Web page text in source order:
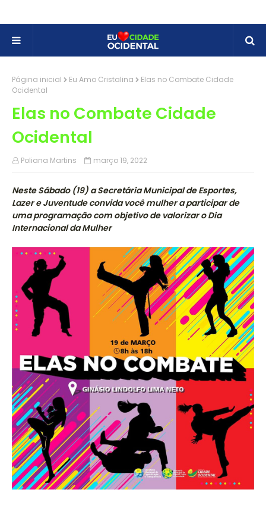
Página inicial Eu Amo Cristalina
Elas no Combate Cidade
Ocidental
Elas no Combate Cidade
Ocidental
Poliana Martins março 19, 2022
Neste Sábado (19) a Secretária Municipal de Esportes,
Lazer e Juventude convida você mulher a participar de
uma programação com objetivo de valorizar o Dia
Internacional da Mulher